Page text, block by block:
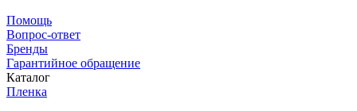
Помощь
Вопрос-ответ
Бренды
Гарантийное обращение
Каталог
Пленка